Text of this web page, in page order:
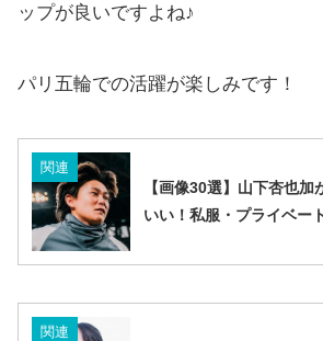
ップが良いですよね♪
パリ五輪での活躍が楽しみです！
関連
【画像30選】山下杏也加
いい！私服・プライベー
関連